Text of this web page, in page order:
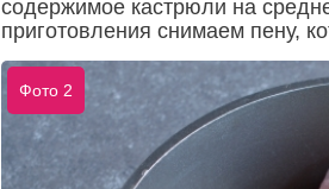
содержимое кастрюли на
приготовления снимаем пену,
Фото 2